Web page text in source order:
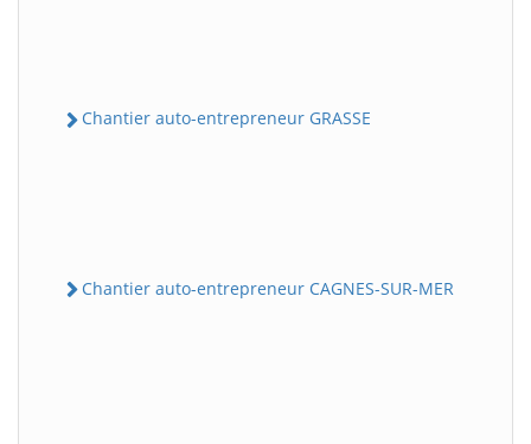
Chantier auto-entrepreneur GRASSE
Chantier auto-entrepreneur CAGNES-SUR-MER